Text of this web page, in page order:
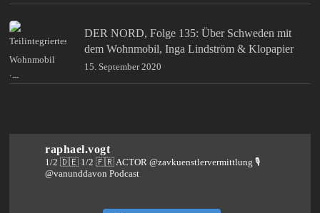
DER NORD, Folge 135: Über Schweden mit
dem Wohnmobil, Inga Lindström & Klopapier
15. September 2020
raphael.vogt
1/2 🇩🇪 1/2 🇫🇷 ACTOR @zavkuenstlervermittlung🎙️
@vanunddavon Podcast